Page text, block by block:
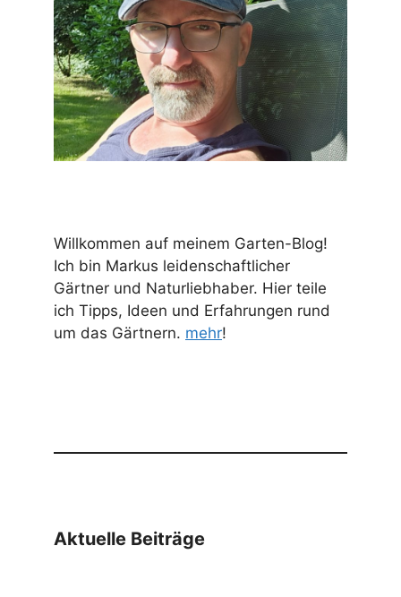
Willkommen auf meinem Garten-Blog!
Ich bin Markus leidenschaftlicher
Gärtner und Naturliebhaber. Hier teile
ich Tipps, Ideen und Erfahrungen rund
um das Gärtnern. mehr!
Aktuelle Beiträge